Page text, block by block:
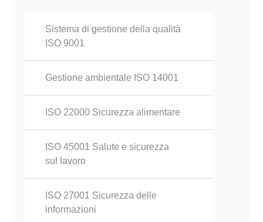
Sistema di gestione della qualità
ISO 9001
Gestione ambientale ISO 14001
ISO 22000 Sicurezza alimentare
ISO 45001 Salute e sicurezza
sul lavoro
ISO 27001 Sicurezza delle
informazioni